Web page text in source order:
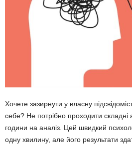
Хочете зазирнути у власну
себе? Не потрібно проходити складні
години на аналіз. Цей швидкий
одну хвилину, але його результати